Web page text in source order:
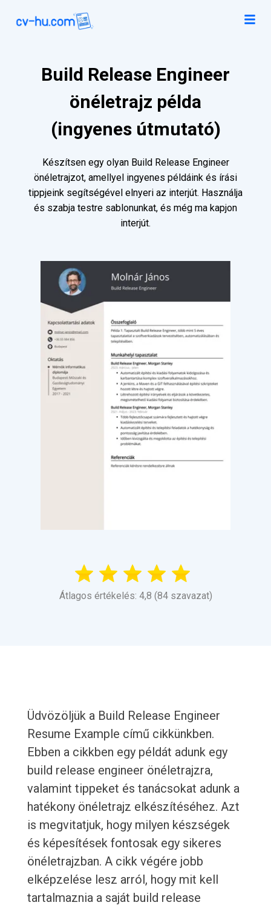
Build Release Engineer
önéletrajz példa
(ingyenes útmutató)
Készítsen egy olyan Build Release Engineer
önéletrajzot, amellyel ingyenes példáink és írási
tippjeink segítségével elnyeri az interjút. Használja
és szabja testre sablonunkat, és még ma kapjon
interjút.
Átlagos értékelés: 4,8 (84 szavazat)
Üdvözöljük a Build Release Engineer
Resume Example című cikkünkben.
Ebben a cikkben egy példát adunk egy
build release engineer önéletrajzra,
valamint tippeket és tanácsokat adunk a
hatékony önéletrajz elkészítéséhez. Azt
is megvitatjuk, hogy milyen készségek
és képesítések fontosak egy sikeres
önéletrajzban. A cikk végére jobb
elképzelése lesz arról, hogy mit kell
tartalmaznia a saját build release